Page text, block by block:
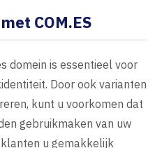
COM.ES
domein is essentieel voor
Door ook varianten
kunt u voorkomen dat
gebruikmaken van uw
u gemakkelijk